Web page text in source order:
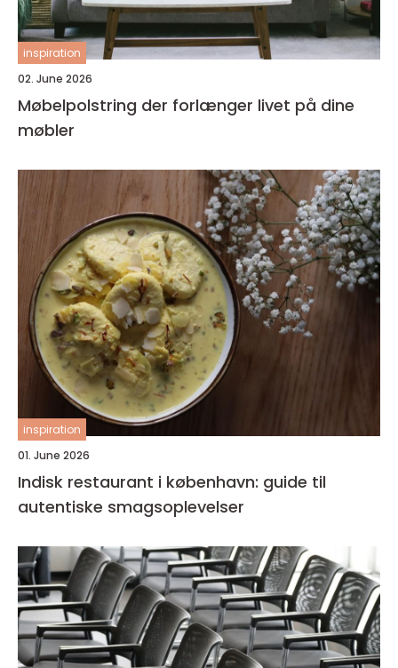
inspiration
02. June 2026
Møbelpolstring der forlænger livet på dine
møbler
inspiration
01. June 2026
Indisk restaurant i københavn: guide til
autentiske smagsoplevelser